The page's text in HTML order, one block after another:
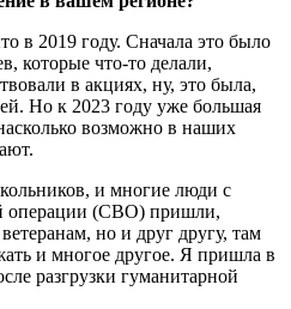
в 2019 году. Сначала это было
которые что-то делали,
в акциях, ну, это была,
Но к 2023 году уже большая
возможно в наших
и многие люди с
операции (СВО) пришли,
но и друг другу, там
и многое другое. Я пришла в
разгрузки гуманитарной